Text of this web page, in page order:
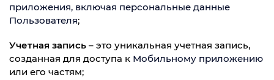
приложения, включая персональные данные
Пользователя;
Учетная запись– это уникальная учетная запись,
созданная для доступа к Мобильному приложению
или его частям;